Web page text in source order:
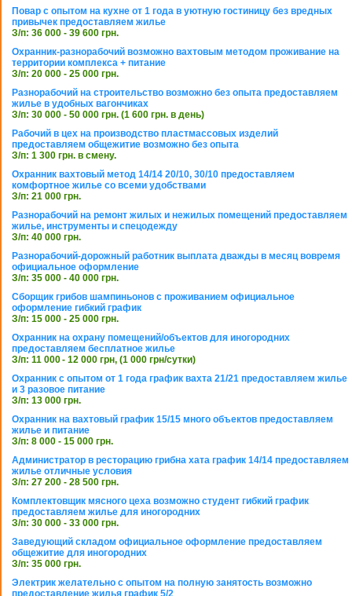
Повар с опытом на кухне от 1 года в уютную гостиницу без вредных
привычек предоставляем жилье
З/п: 36 000 - 39 600 грн.
Охранник-разнорабочий возможно вахтовым методом проживание на
территории комплекса + питание
З/п: 20 000 - 25 000 грн.
Разнорабочий на строительство возможно без опыта предоставляем
жилье в удобных вагончиках
З/п: 30 000 - 50 000 грн. (1 600 грн. в день)
Рабочий в цех на производство пластмассовых изделий
предоставляем общежитие возможно без опыта
З/п: 1 300 грн. в смену.
Охранник вахтовый метод 14/14 20/10, 30/10 предоставляем
комфортное жилье со всеми удобствами
З/п: 21 000 грн.
Разнорабочий на ремонт жилых и нежилых помещений предоставляем
жилье, инструменты и спецодежду
З/п: 40 000 грн.
Разнорабочий-дорожный работник выплата дважды в месяц вовремя
официальное оформление
З/п: 35 000 - 40 000 грн.
Сборщик грибов шампиньонов с проживанием официальное
оформление гибкий график
З/п: 15 000 - 25 000 грн.
Охранник на охрану помещений/объектов для иногородних
предоставляем бесплатное жилье
З/п: 11 000 - 12 000 грн, (1 000 грн/сутки)
Охранник с опытом от 1 года график вахта 21/21 предоставляем жилье
и 3 разовое питание
З/п: 13 000 грн.
Охранник на вахтовый график 15/15 много объектов предоставляем
жилье и питание
З/п: 8 000 - 15 000 грн.
Администратор в ресторацию грибна хата график 14/14 предоставляем
жилье отличные условия
З/п: 27 200 - 28 500 грн.
Комплектовщик мясного цеха возможно студент гибкий график
предоставляем жилье для иногородних
З/п: 30 000 - 33 000 грн.
Заведующий складом официальное оформление предоставляем
общежитие для иногородних
З/п: 35 000 грн.
Электрик желательно с опытом на полную занятость возможно